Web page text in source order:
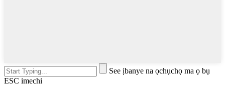
See ịbanye na ọchụchọ ma ọ bụ
ESC imechi